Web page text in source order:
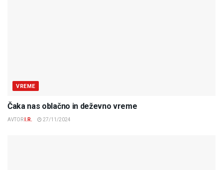
VREME
Čaka nas oblačno in deževno vreme
AVTOR I.R. 27/11/2024